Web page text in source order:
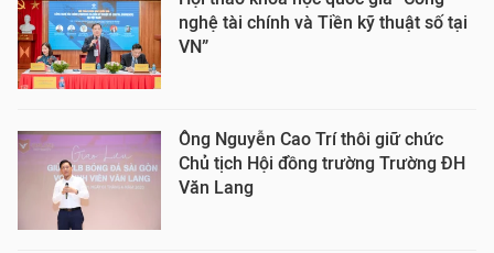
nghệ tài chính và Tiền kỹ thuật số tại
VN”
Ông Nguyễn Cao Trí thôi giữ chức
Chủ tịch Hội đồng trường Trường ĐH
Văn Lang